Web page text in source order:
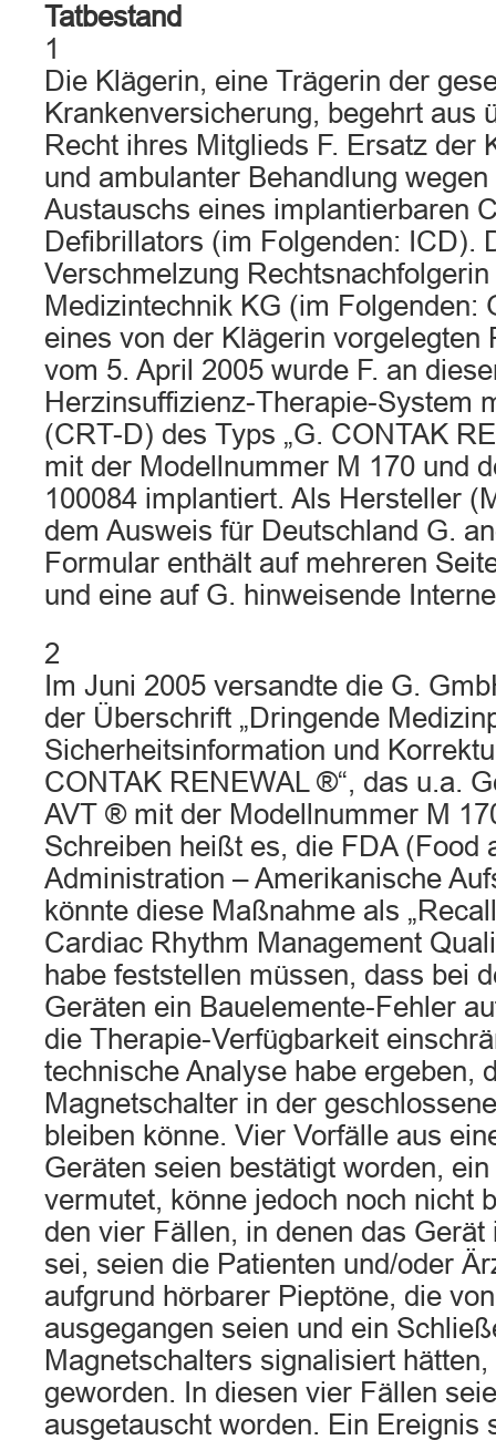
Tatbestand
1
Die Klägerin, eine Trägerin der
Krankenversicherung, begehrt aus
Recht ihres Mitglieds F. Ersatz der
und ambulanter Behandlung
Austauschs eines implantierbaren
Defibrillators (im Folgenden: ICD).
Verschmelzung
Medizintechnik KG (im Folgenden:
eines von der Klägerin vorgelegten
vom 5. April 2005 wurde F. an
Herzinsuffizienz-Therapie-System
(CRT-D) des Typs „G. CONTAK
mit der Modellnummer M 170 und
100084 implantiert. Als Hersteller
dem Ausweis für Deutschland G.
Formular enthält auf mehreren
und eine auf G. hinweisende
2
Im Juni 2005 versandte die G.
der Überschrift „Dringende
Sicherheitsinformation und
CONTAK RENEWAL ®“, das u.a.
AVT ® mit der Modellnummer M
Schreiben heißt es, die FDA (Food
Administration – Amerikanische
könnte diese Maßnahme als
Cardiac Rhythm Management
habe feststellen müssen, dass bei
Geräten ein Bauelemente-Fehler
die Therapie-Verfügbarkeit
technische Analyse habe ergeben,
Magnetschalter in der
bleiben könne. Vier Vorfälle aus
Geräten seien bestätigt worden,
vermutet, könne jedoch noch nicht
den vier Fällen, in denen das
sei, seien die Patienten und/oder
aufgrund hörbarer Pieptöne, die
ausgegangen seien und ein
Magnetschalters signalisiert
geworden. In diesen vier Fällen
ausgetauscht worden. Ein Ereignis